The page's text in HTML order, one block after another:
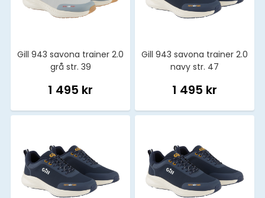
Gill 943 savona trainer 2.0
grå str. 39
1 495 kr
Gill 943 savona trainer 2.0
navy str. 47
1 495 kr